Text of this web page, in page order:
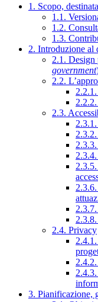
1. Scopo,
1.1.
1.2.
1.3.
2. Introduzione al
2.1. Design
government
2.2.
2.3.
2.4. Privacy
3. Pianificazione,